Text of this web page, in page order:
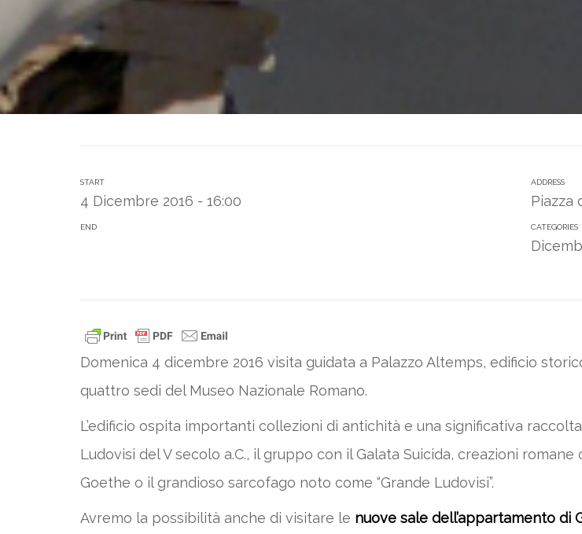
START
4 Dicembre 2016 - 16:00
END
ADDRESS
Piazza
CATEGORIES
Domenica 4 dicembre 2016 visita guidata a Palazzo Altemps, edificio
quattro sedi del Museo Nazionale Romano.
L’edificio ospita importanti collezioni di antichità e una significativa
Ludovisi del V secolo a.C., il gruppo con il Galata Suicida, creazioni
Goethe o il grandioso sarcofago noto come “Grande Ludovisi”.
Avremo la possibilità anche di visitare le nuove sale dell’appartamento di